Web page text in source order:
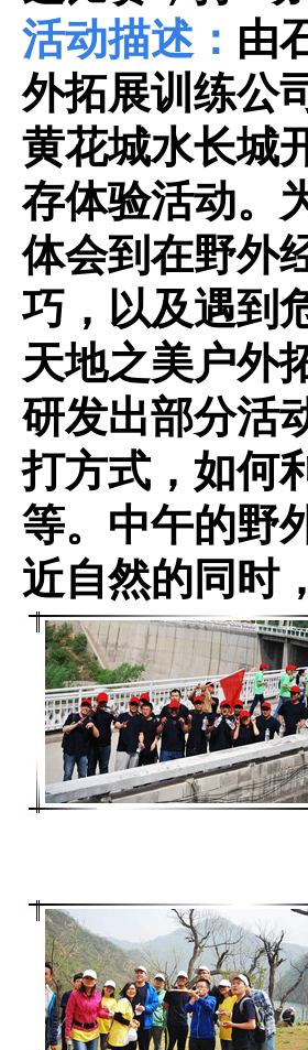
活动描述： 由
外拓展训练公
黄花城水长城
存体验活动。
体会到在野外
巧，以及遇到
天地之美户外
研发出部分活
打方式，如何
等。中午的野
近自然的同时